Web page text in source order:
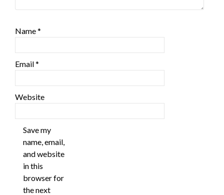
Name*
Email*
Website
Save my
name, email,
and website
in this
browser for
the next